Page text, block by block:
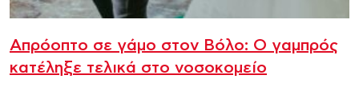
Απρόοπτο σε γάμο στον Βόλο: Ο γαμπρός
κατέληξε τελικά στο νοσοκομείο